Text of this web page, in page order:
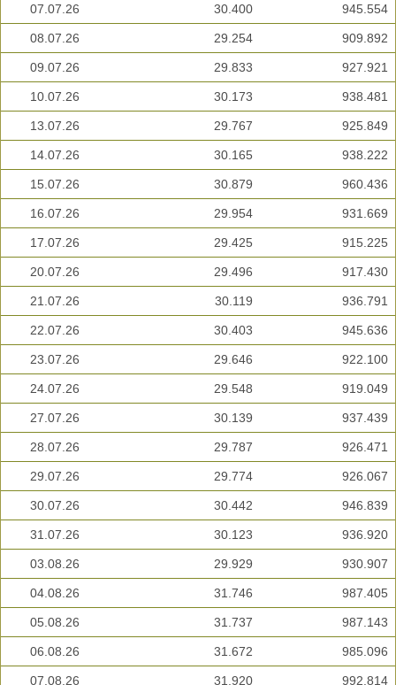
07.07.26 30.400 945.554
08.07.26 29.254 909.892
09.07.26 29.833 927.921
10.07.26 30.173 938.481
13.07.26 29.767 925.849
14.07.26 30.165 938.222
15.07.26 30.879 960.436
16.07.26 29.954 931.669
17.07.26 29.425 915.225
20.07.26 29.496 917.430
21.07.26 30.119 936.791
22.07.26 30.403 945.636
23.07.26 29.646 922.100
24.07.26 29.548 919.049
27.07.26 30.139 937.439
28.07.26 29.787 926.471
29.07.26 29.774 926.067
30.07.26 30.442 946.839
31.07.26 30.123 936.920
03.08.26 29.929 930.907
04.08.26 31.746 987.405
05.08.26 31.737 987.143
06.08.26 31.672 985.096
07.08.26 31.920 992.814